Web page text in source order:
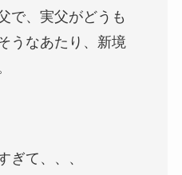
で、実父がどうも
うなあたり、新境
ぎて、、、